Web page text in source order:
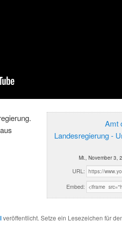
Amt
Landesregierung -
Mi., November 3,
URL:
Embed:
veröffentlicht. Setze ein Lesezeichen für